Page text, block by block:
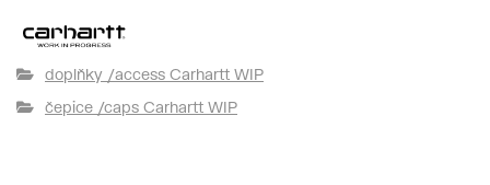
doplňky /access Carhartt WIP
čepice /caps Carhartt WIP